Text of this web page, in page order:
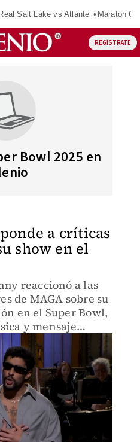
Salt Lake vs Atlante Maratón
REGÍSTRATE
Bowl 2025 en
a críticas
show en el
reaccionó a las
de MAGA sobre su
en el Super Bowl,
y mensaje